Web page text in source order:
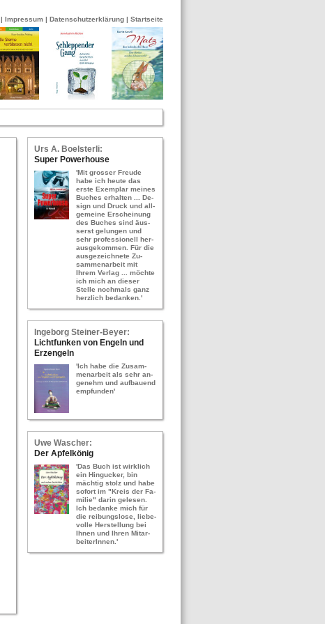
| Impressum | Datenschutzerklärung | Startseite
Urs A. Bo­els­ter­li:
Super Power­hou­se
'Mit gros­ser Freu­de
habe ich heute das
erste Ex­em­plar mei­nes
Bu­ches er­hal­ten ... De­
sign und Druck und all­
ge­mei­ne Er­schei­nung
des Bu­ches sind äus­
serst ge­lun­gen und
sehr pro­fes­sio­nell her­
aus­ge­kom­men. Für die
aus­ge­zeich­ne­te Zu­
sam­men­ar­beit mit
Ihrem Ver­lag ... möch­te
ich mich an die­ser
Stel­le noch­mals ganz
herz­lich be­dan­ken.'
In­ge­borg Stei­ner-​Bey­er:
Licht­fun­ken von En­geln und
Erz­en­geln
'Ich habe die Zu­sam­
men­ar­beit als sehr an­
ge­nehm und auf­bau­end
emp­fun­den'
Uwe Wa­scher:
Der Ap­fel­kö­nig
'Das Buch ist wirk­lich
ein Hin­gu­cker, bin
mäch­tig stolz und habe
so­fort im "Kreis der Fa­
mi­lie" darin ge­le­sen.
Ich be­dan­ke mich für
die rei­bungs­lo­se, lie­be­
vol­le Her­stel­lung bei
Ihnen und Ihren Mit­ar­
bei­te­rIn­nen.'